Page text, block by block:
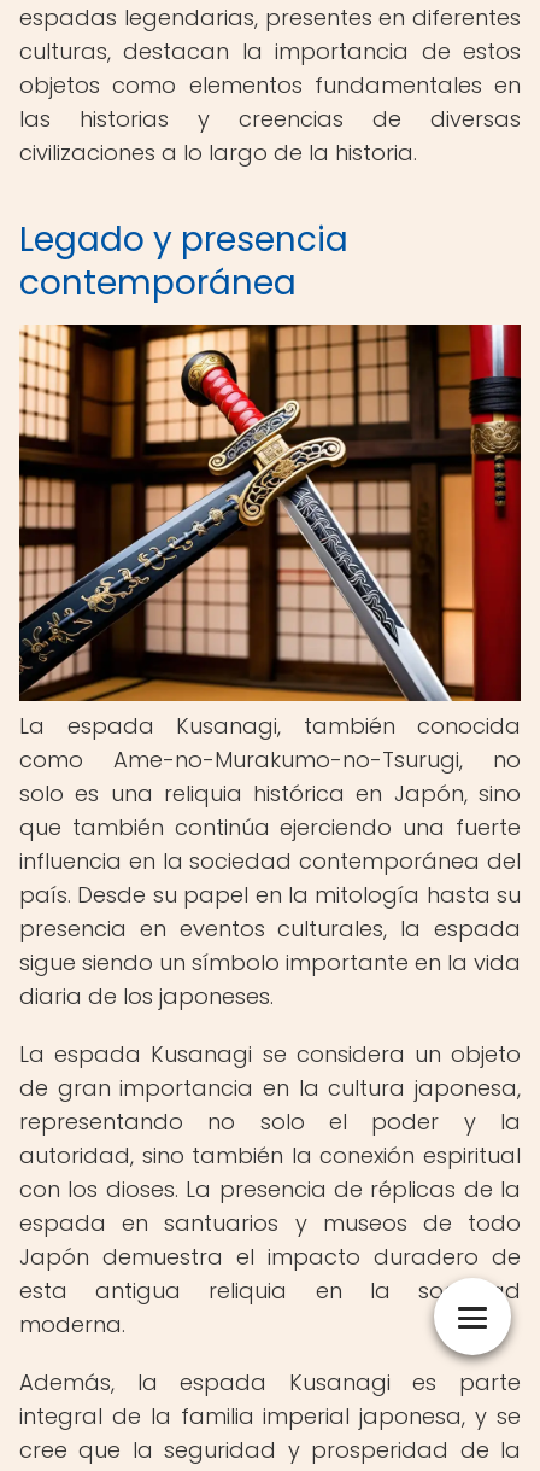
espadas legendarias, presentes en diferentes
culturas, destacan la importancia de estos
objetos como elementos fundamentales en
las historias y creencias de diversas
civilizaciones a lo largo de la historia.
Legado y presencia
contemporánea
La espada Kusanagi, también conocida
como Ame-no-Murakumo-no-Tsurugi, no
solo es una reliquia histórica en Japón, sino
que también continúa ejerciendo una fuerte
influencia en la sociedad contemporánea del
país. Desde su papel en la mitología hasta su
presencia en eventos culturales, la espada
sigue siendo un símbolo importante en la vida
diaria de los japoneses.
La espada Kusanagi se considera un objeto
de gran importancia en la cultura japonesa,
representando no solo el poder y la
autoridad, sino también la conexión espiritual
con los dioses. La presencia de réplicas de la
espada en santuarios y museos de todo
Japón demuestra el impacto duradero de
esta antigua reliquia en la sociedad
moderna.
Además, la espada Kusanagi es parte
integral de la familia imperial japonesa, y se
cree que la seguridad y prosperidad de la